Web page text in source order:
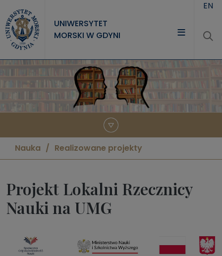
UNIWERSYTET
MORSKI W GDYNI
UNIWERSYTET
STUDIA
EN
Nauka Realizowane projekty
Projekt Lokalni Rzecznicy
Nauki na UMG